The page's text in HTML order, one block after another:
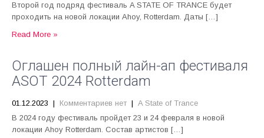
Второй год подряд фестиваль A STATE OF TRANCE будет
проходить на новой локации Ahoy, Rotterdam. Даты […]
Read More »
Оглашен полный лайн-ап фестиваля
ASOT 2024 Rotterdam
01.12.2023 | Комментариев нет | A State of Trance
В 2024 году фестиваль пройдет 23 и 24 февраля в новой
локации Ahoy Rotterdam. Состав артистов […]